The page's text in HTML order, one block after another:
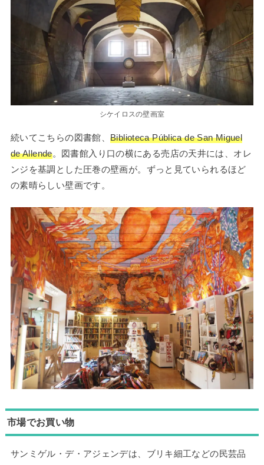
シケイロスの壁画室
続いてこちらの図書館、Biblioteca Pública de San Miguel
de Allende。図書館入り口の横にある売店の天井には、オレ
ンジを基調とした圧巻の壁画が。ずっと見ていられるほど
の素晴らしい壁画です。
市場でお買い物
サンミゲル・デ・アジェンデは、ブリキ細工などの民芸品